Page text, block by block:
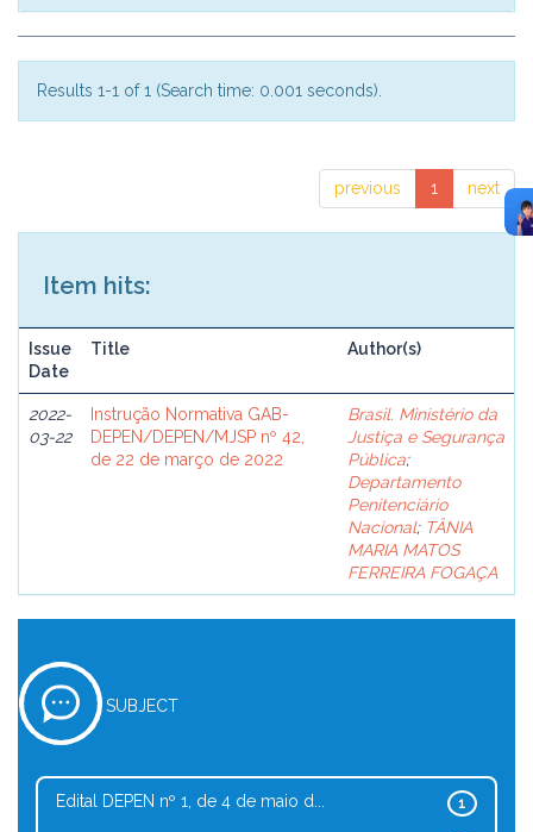
Results 1-1 of 1 (Search time: 0.001 seconds).
previous 1 next
Item hits:
Issue
Date
Title Author(s)
2022-
03-22
Instrução Normativa GAB-
DEPEN/DEPEN/MJSP nº 42,
de 22 de março de 2022
Brasil. Ministério da
Justiça e Segurança
Pública;
Departamento
Penitenciário
Nacional; TÂNIA
MARIA MATOS
FERREIRA FOGAÇA
SUBJECT
1
Edital DEPEN nº 1, de 4 de maio d...